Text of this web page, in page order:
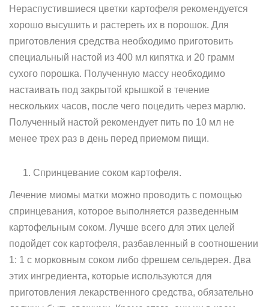
Нераспустившиеся цветки картофеля рекомендуется
хорошо высушить и растереть их в порошок. Для
приготовления средства необходимо приготовить
специальный настой из 400 мл кипятка и 20 грамм
сухого порошка. Полученную массу необходимо
настаивать под закрытой крышкой в течение
нескольких часов, после чего поцедить через марлю.
Полученный настой рекомендует пить по 10 мл не
менее трех раз в день перед приемом пищи.
Спринцевание соком картофеля.
Лечение миомы матки можно проводить с помощью
спринцевания, которое выполняется разведенным
картофельным соком. Лучше всего для этих целей
подойдет сок картофеля, разбавленный в соотношении
1: 1 с морковным соком либо фрешем сельдерея. Два
этих ингредиента, которые используются для
приготовления лекарственного средства, обязательно